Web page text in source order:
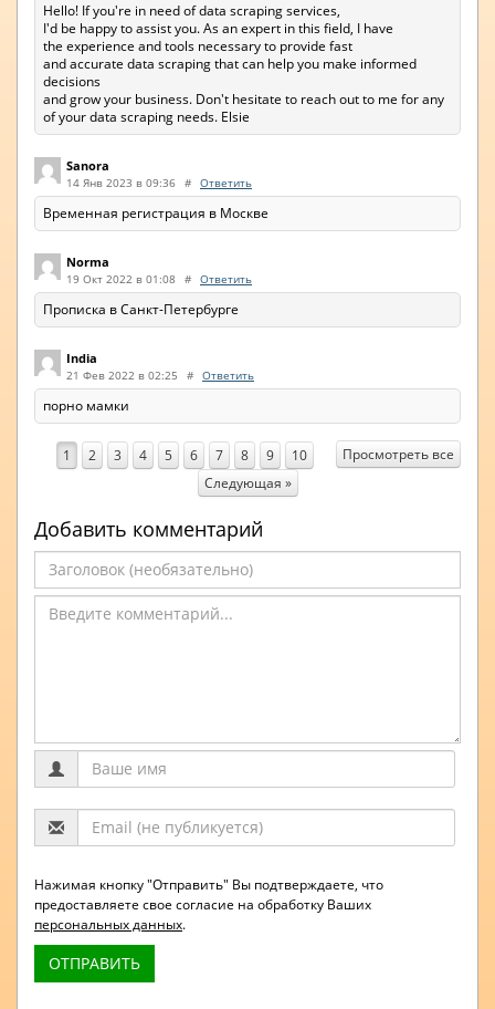
Hello! If you're in need of data scraping services,
I'd be happy to assist you. As an expert in this field, I have
the experience and tools necessary to provide fast
and accurate data scraping that can help you make informed
decisions
and grow your business. Don't hesitate to reach out to me for any
of your data scraping needs. Elsie
Sanora
14 Янв 2023 в 09:36 # Ответить
Временная регистрация в Москве
Norma
19 Окт 2022 в 01:08 # Ответить
Прописка в Санкт-Петербурге
India
21 Фев 2022 в 02:25 # Ответить
порно мамки
Просмотреть все
1 2 3 4 5 6 7 8 9
10
Следующая »
Добавить комментарий
Нажимая кнопку "Отправить" Вы подтверждаете, что
предоставляете свое согласие на обработку Ваших
персональных данных.
ОТПРАВИТЬ